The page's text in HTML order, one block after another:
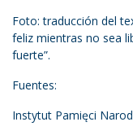
Foto: traducción del
feliz mientras no sea
fuerte”.
Fuentes:
Instytut Pamięci